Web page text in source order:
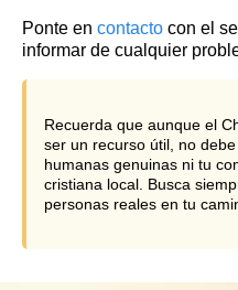
Ponte en contacto con el
informar de cualquier
Recuerda que aunque el
ser un recurso útil, no
humanas genuinas ni tu
cristiana local. Busca
personas reales en tu